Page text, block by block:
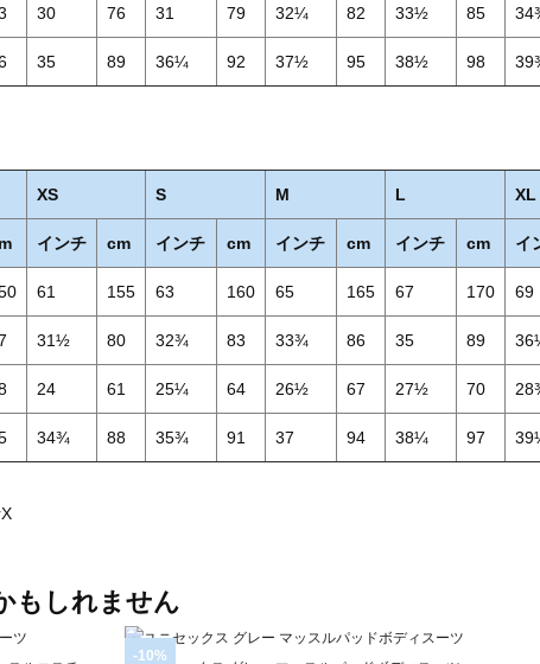
30 76 31 79 32¼ 82 33½ 85
35 89 36¼ 92 37½ 95 38½ 98
XS S M L XL
インチ cm インチ cm インチ cm インチ cm イ
61 155 63 160 65 165 67 170 69
31½ 80 32¾ 83 33¾ 86 35 89
24 61 25¼ 64 26½ 67 27½ 70
34¾ 88 35¾ 91 37 94 38¼ 97
もしれません
-10%